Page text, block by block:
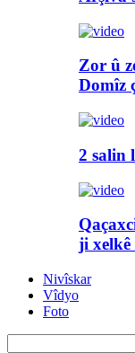
Zor û
Domîz
2 salin
ji xelkê
Nivîskar
Vîdyo
Foto